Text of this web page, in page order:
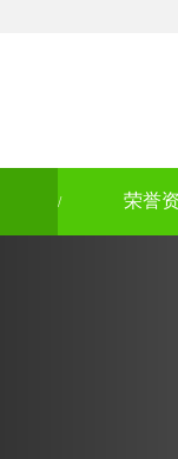
/ 荣誉